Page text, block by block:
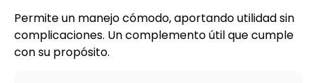
Permite un manejo cómodo, aportando utilidad sin
complicaciones. Un complemento útil que cumple
con su propósito.